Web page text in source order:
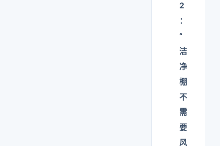
2
：
“
洁
净
棚
不
需
要
风